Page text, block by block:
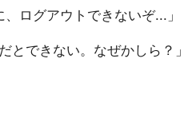
ログアウトできないぞ...」
とできない。なぜかしら？」